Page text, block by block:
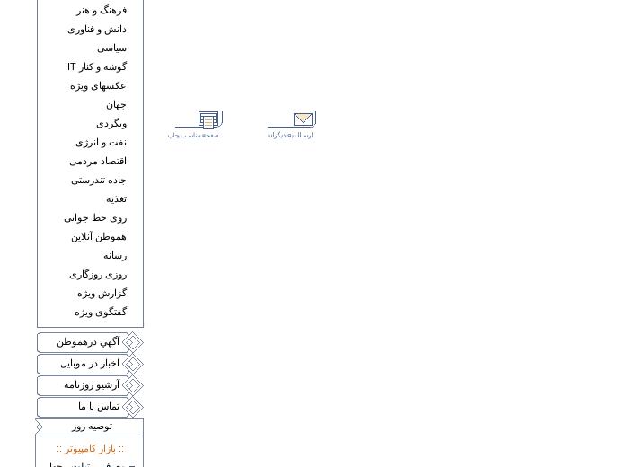
فرهنگ و هنر
دانش و فناوری
سياسی
گوشه و کنار IT
عکسهای ويژه
جهان
وبگردی
نفت و انرژی
اقتصاد مردمی
جاده تندرستی
تغذيه
روی خط جوانی
هموطن آنلاين
رسانه
روزی روزگاری
گزارش ويژه
گفتگوی ويژه
آگهي درهموطن
اخبار در موبايل
آرشيو روزنامه
تماس با ما
توصيه روز
:: بازار کامپيوتر ::